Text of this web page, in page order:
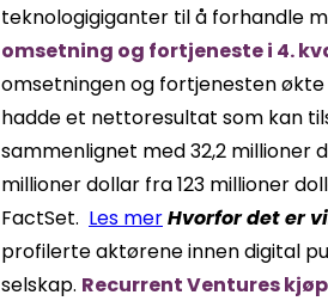
teknologigiganter til å forhandle
omsetning og fortjeneste i 4.
omsetningen og fortjenesten
hadde et nettoresultat som kan
sammenlignet med 32,2 millioner
millioner dollar fra 123 millioner
FactSet. Les merHvorfor det er
profilerte aktørene innen digital
selskap. Recurrent Ventures